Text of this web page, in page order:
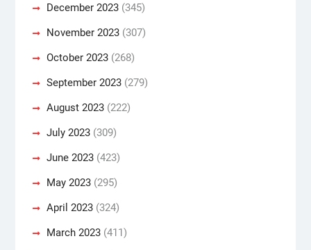
December 2023(345)
November 2023(307)
October 2023(268)
September 2023(279)
August 2023(222)
July 2023(309)
June 2023(423)
May 2023(295)
April 2023(324)
March 2023(411)